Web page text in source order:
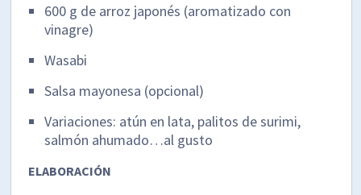
600 g de arroz japonés (aromatizado con
vinagre)
Wasabi
Salsa mayonesa (opcional)
Variaciones: atún en lata, palitos de surimi,
salmón ahumado…al gusto
ELABORACIÓN